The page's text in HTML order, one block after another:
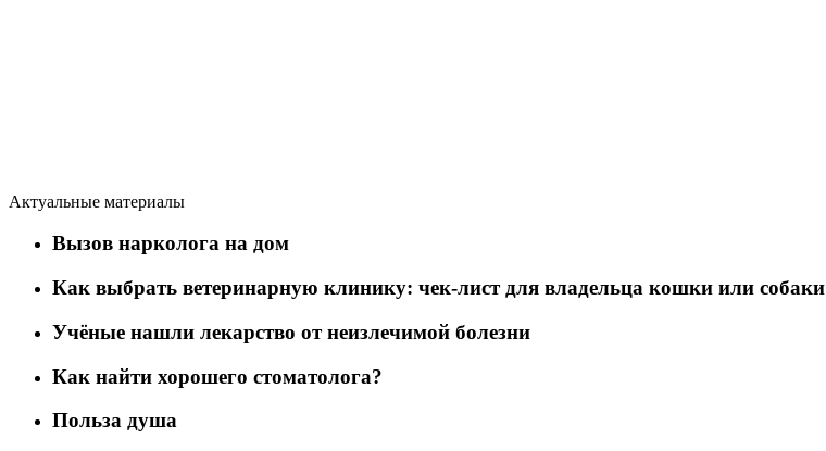
Актуальные материалы
Вызов нарколога на дом
Как выбрать ветеринарную клинику: чек-лист для владельца кошки или собаки
Учёные нашли лекарство от неизлечимой болезни
Как найти хорошего стоматолога?
Польза душа